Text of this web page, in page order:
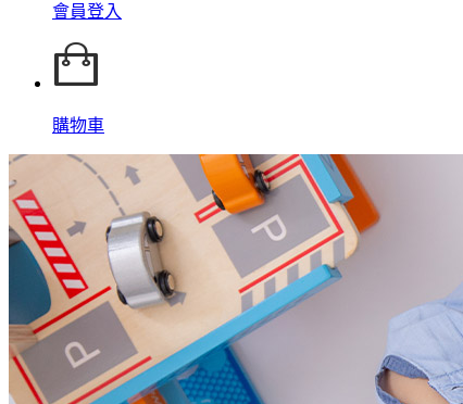
會員登入
購物車